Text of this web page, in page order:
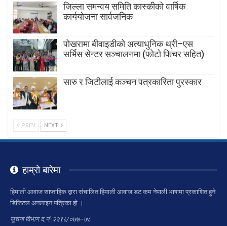
जिल्ला समन्वय समिति कास्कीको वार्षिक
कार्ययोजना सार्वजनिक
पोखरामा बीवाइडीको अत्याधुनिक थ्री–एस
सर्भिस सेन्टर सञ्चालनमा (फोटो फिचर सहित)
सारु र जिटीलाई कञ्चन पत्रकारिता पुरस्कार
PREV NEXT
हाम्रो बारेमा
हिमाली आवाज साप्ताहिक द्वारा संचालित हिमाली आवाज डट कम नेपाली भाषामा प्रकाशित हुने
डिजिटल अनलाइन पत्रिका हो ।
सूचना विभाग द.नं.:२२९८/०७७–७८